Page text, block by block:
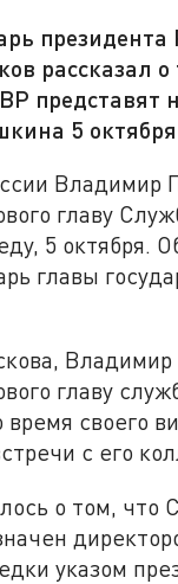
президента
рассказал о
представят
5
Владимир
главу
5 октября.
главы
Владимир
главу
своего
с его
о том, что
указом